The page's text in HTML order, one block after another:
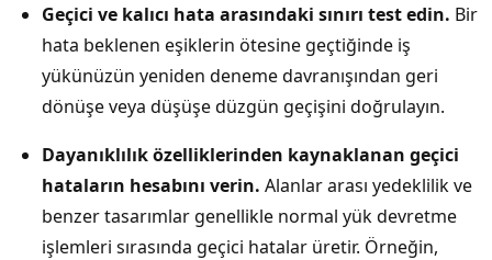
Geçici ve kalıcı hata arasındaki sınırı test edin. Bir
hata beklenen eşiklerin ötesine geçtiğinde iş
yükünüzün yeniden deneme davranışından geri
dönüşe veya düşüşe düzgün geçişini doğrulayın.
Dayanıklılık özelliklerinden kaynaklanan geçici
hataların hesabını verin. Alanlar arası yedeklilik ve
benzer tasarımlar genellikle normal yük devretme
işlemleri sırasında geçici hatalar üretir. Örneğin,